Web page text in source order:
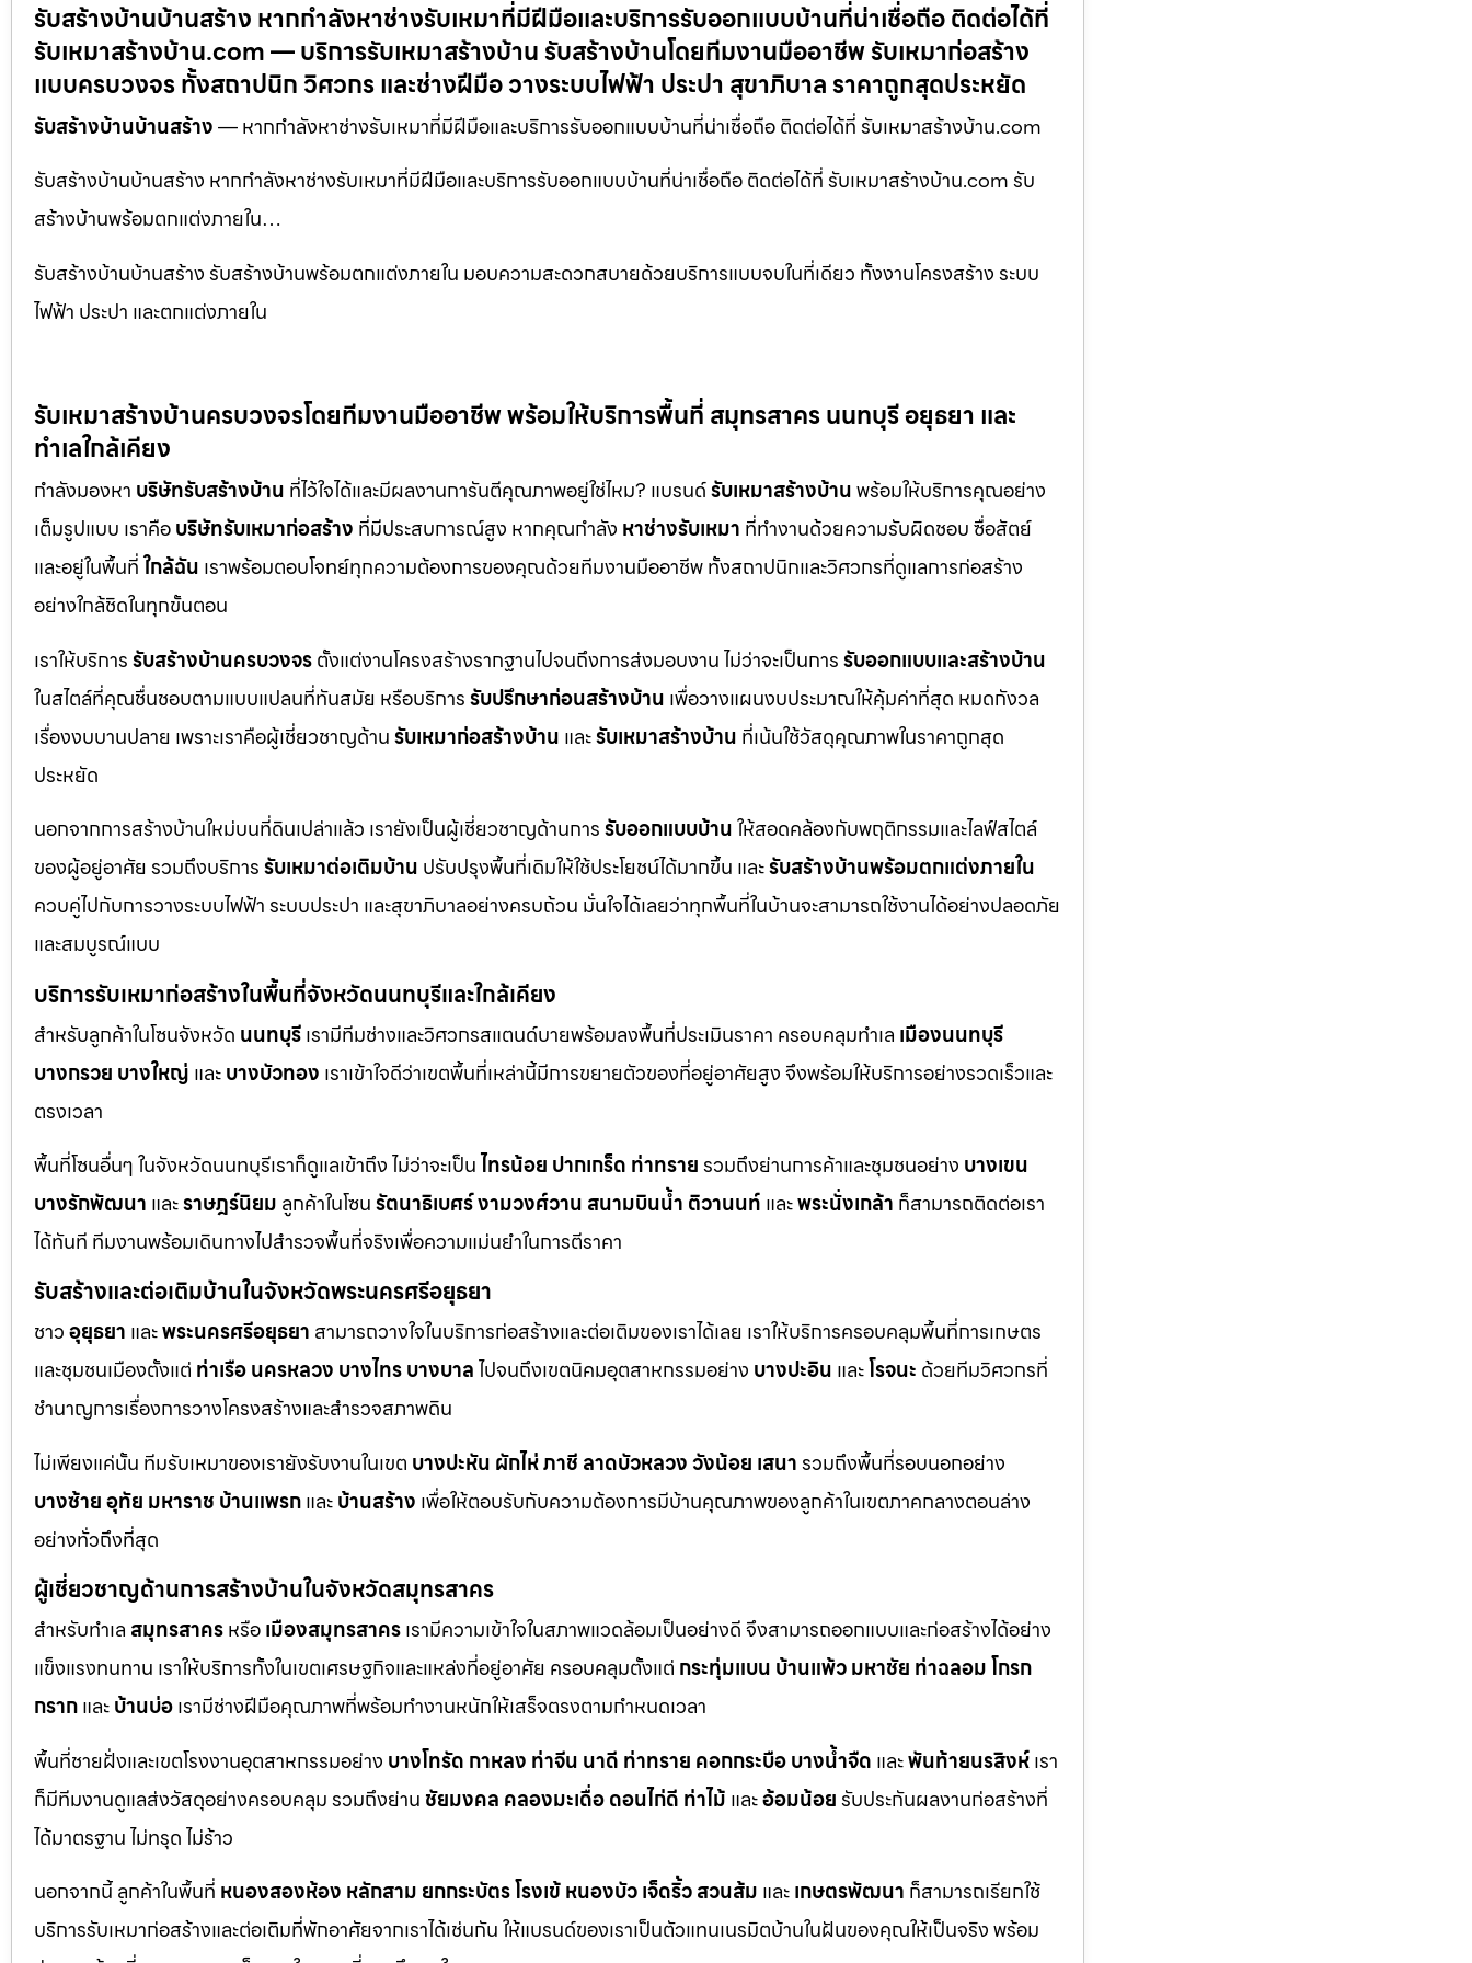
รับสร้างบ้านบ้านสร้าง หากกำลังหาช่างรับเหมาที่มีฝีมือและบริการรับออกแบบบ้านที่น่าเชื่อถือ ติดต่อได้ที่
รับเหมาสร้างบ้าน.com — บริการรับเหมาสร้างบ้าน รับสร้างบ้านโดยทีมงานมืออาชีพ รับเหมาก่อสร้าง
แบบครบวงจร ทั้งสถาปนิก วิศวกร และช่างฝีมือ วางระบบไฟฟ้า ประปา สุขาภิบาล ราคาถูกสุดประหยัด
รับสร้างบ้านบ้านสร้าง— หากกำลังหาช่างรับเหมาที่มีฝีมือและบริการรับออกแบบบ้านที่น่าเชื่อถือ ติดต่อได้ที่ รับเหมาสร้างบ้าน.com
รับสร้างบ้านบ้านสร้าง หากกำลังหาช่างรับเหมาที่มีฝีมือและบริการรับออกแบบบ้านที่น่าเชื่อถือ ติดต่อได้ที่ รับเหมาสร้างบ้าน.com รับ
สร้างบ้านพร้อมตกแต่งภายใน…
รับสร้างบ้านบ้านสร้าง รับสร้างบ้านพร้อมตกแต่งภายใน มอบความสะดวกสบายด้วยบริการแบบจบในที่เดียว ทั้งงานโครงสร้าง ระบบ
ไฟฟ้า ประปา และตกแต่งภายใน
รับเหมาสร้างบ้านครบวงจรโดยทีมงานมืออาชีพ พร้อมให้บริการพื้นที่ สมุทรสาคร นนทบุรี อยุธยา และ
ทำเลใกล้เคียง
กำลังมองหา บริษัทรับสร้างบ้าน ที่ไว้ใจได้และมีผลงานการันตีคุณภาพอยู่ใช่ไหม? แบรนด์รับเหมาสร้างบ้านพร้อมให้บริการคุณอย่าง
เต็มรูปแบบ เราคือบริษัทรับเหมาก่อสร้าง ที่มีประสบการณ์สูง หากคุณกำลัง หาช่างรับเหมา ที่ทำงานด้วยความรับผิดชอบ ซื่อสัตย์
และอยู่ในพื้นที่ใกล้ฉัน เราพร้อมตอบโจทย์ทุกความต้องการของคุณด้วยทีมงานมืออาชีพ ทั้งสถาปนิกและวิศวกรที่ดูแลการก่อสร้าง
อย่างใกล้ชิดในทุกขั้นตอน
เราให้บริการรับสร้างบ้านครบวงจรตั้งแต่งานโครงสร้างรากฐานไปจนถึงการส่งมอบงาน ไม่ว่าจะเป็นการรับออกแบบและสร้างบ้าน
ในสไตล์ที่คุณชื่นชอบตามแบบแปลนที่ทันสมัย หรือบริการรับปรึกษาก่อนสร้างบ้าน เพื่อวางแผนงบประมาณให้คุ้มค่าที่สุด หมดกังวล
เรื่องงบบานปลาย เพราะเราคือผู้เชี่ยวชาญด้านรับเหมาก่อสร้างบ้าน และรับเหมาสร้างบ้าน ที่เน้นใช้วัสดุคุณภาพในราคาถูกสุด
ประหยัด
นอกจากการสร้างบ้านใหม่บนที่ดินเปล่าแล้ว เรายังเป็นผู้เชี่ยวชาญด้านการรับออกแบบบ้านให้สอดคล้องกับพฤติกรรมและไลฟ์สไตล์
ของผู้อยู่อาศัย รวมถึงบริการรับเหมาต่อเติมบ้าน ปรับปรุงพื้นที่เดิมให้ใช้ประโยชน์ได้มากขึ้น และรับสร้างบ้านพร้อมตกแต่งภายใน
ควบคู่ไปกับการวางระบบไฟฟ้า ระบบประปา และสุขาภิบาลอย่างครบถ้วน มั่นใจได้เลยว่าทุกพื้นที่ในบ้านจะสามารถใช้งานได้อย่างปลอดภัย
และสมบูรณ์แบบ
บริการรับเหมาก่อสร้างในพื้นที่จังหวัดนนทบุรีและใกล้เคียง
สำหรับลูกค้าในโซนจังหวัด นนทบุรีเรามีทีมช่างและวิศวกรสแตนด์บายพร้อมลงพื้นที่ประเมินราคา ครอบคลุมทำเล เมืองนนทบุรี
บางกรวย บางใหญ่ และบางบัวทอง เราเข้าใจดีว่าเขตพื้นที่เหล่านี้มีการขยายตัวของที่อยู่อาศัยสูง จึงพร้อมให้บริการอย่างรวดเร็วและ
ตรงเวลา
พื้นที่โซนอื่นๆ ในจังหวัดนนทบุรีเราก็ดูแลเข้าถึง ไม่ว่าจะเป็นไทรน้อย ปากเกร็ด ท่าทรายรวมถึงย่านการค้าและชุมชนอย่าง บางเขน
บางรักพัฒนา และราษฎร์นิยม ลูกค้าในโซนรัตนาธิเบศร์งามวงศ์วาน สนามบินน้ำ ติวานนท์ และพระนั่งเกล้า ก็สามารถติดต่อเรา
ได้ทันที ทีมงานพร้อมเดินทางไปสำรวจพื้นที่จริงเพื่อความแม่นยำในการตีราคา
รับสร้างและต่อเติมบ้านในจังหวัดพระนครศรีอยุธยา
ชาวอุยุธยา และพระนครศรีอยุธยา สามารถวางใจในบริการก่อสร้างและต่อเติมของเราได้เลย เราให้บริการครอบคลุมพื้นที่การเกษตร
และชุมชนเมืองตั้งแต่ ท่าเรือนครหลวง บางไทรบางบาลไปจนถึงเขตนิคมอุตสาหกรรมอย่าง บางปะอิน และโรจนะ ด้วยทีมวิศวกรที่
ชำนาญการเรื่องการวางโครงสร้างและสำรวจสภาพดิน
ไม่เพียงแค่นั้น ทีมรับเหมาของเรายังรับงานในเขต บางปะหัน ผักไห่ภาชี ลาดบัวหลวงวังน้อย เสนารวมถึงพื้นที่รอบนอกอย่าง
บางซ้ายอุทัย มหาราช บ้านแพรกและบ้านสร้าง เพื่อให้ตอบรับกับความต้องการมีบ้านคุณภาพของลูกค้าในเขตภาคกลางตอนล่าง
อย่างทั่วถึงที่สุด
ผู้เชี่ยวชาญด้านการสร้างบ้านในจังหวัดสมุทรสาคร
สำหรับทำเล สมุทรสาครหรือเมืองสมุทรสาครเรามีความเข้าใจในสภาพแวดล้อมเป็นอย่างดี จึงสามารถออกแบบและก่อสร้างได้อย่าง
แข็งแรงทนทาน เราให้บริการทั้งในเขตเศรษฐกิจและแหล่งที่อยู่อาศัย ครอบคลุมตั้งแต่ กระทุ่มแบน บ้านแพ้วมหาชัย ท่าฉลอมโกรก
กรากและบ้านบ่อเรามีช่างฝีมือคุณภาพที่พร้อมทำงานหนักให้เสร็จตรงตามกำหนดเวลา
พื้นที่ชายฝั่งและเขตโรงงานอุตสาหกรรมอย่าง บางโทรัด กาหลง ท่าจีน นาดี ท่าทราย คอกกระบือบางน้ำจืด และพันท้ายนรสิงห์เรา
ก็มีทีมงานดูแลส่งวัสดุอย่างครอบคลุม รวมถึงย่าน ชัยมงคล คลองมะเดื่อดอนไก่ดี ท่าไม้ และอ้อมน้อยรับประกันผลงานก่อสร้างที่
ได้มาตรฐาน ไม่ทรุด ไม่ร้าว
นอกจากนี้ ลูกค้าในพื้นที่ หนองสองห้อง หลักสาม ยกกระบัตรโรงเข้หนองบัวเจ็ดริ้วสวนส้ม และเกษตรพัฒนา ก็สามารถเรียกใช้
บริการรับเหมาก่อสร้างและต่อเติมที่พักอาศัยจากเราได้เช่นกัน ให้แบรนด์ของเราเป็นตัวแทนเนรมิตบ้านในฝันของคุณให้เป็นจริง พร้อม